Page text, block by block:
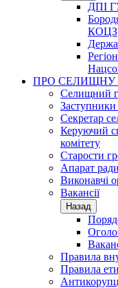
ДПІ
КОЦЗ
ПРО СЕЛИЩНУ
Селищний
Секретар
Керуючий
комітету
Старости
Апарат
Виконавчі
Вакансії
Назад
Правила
Правила